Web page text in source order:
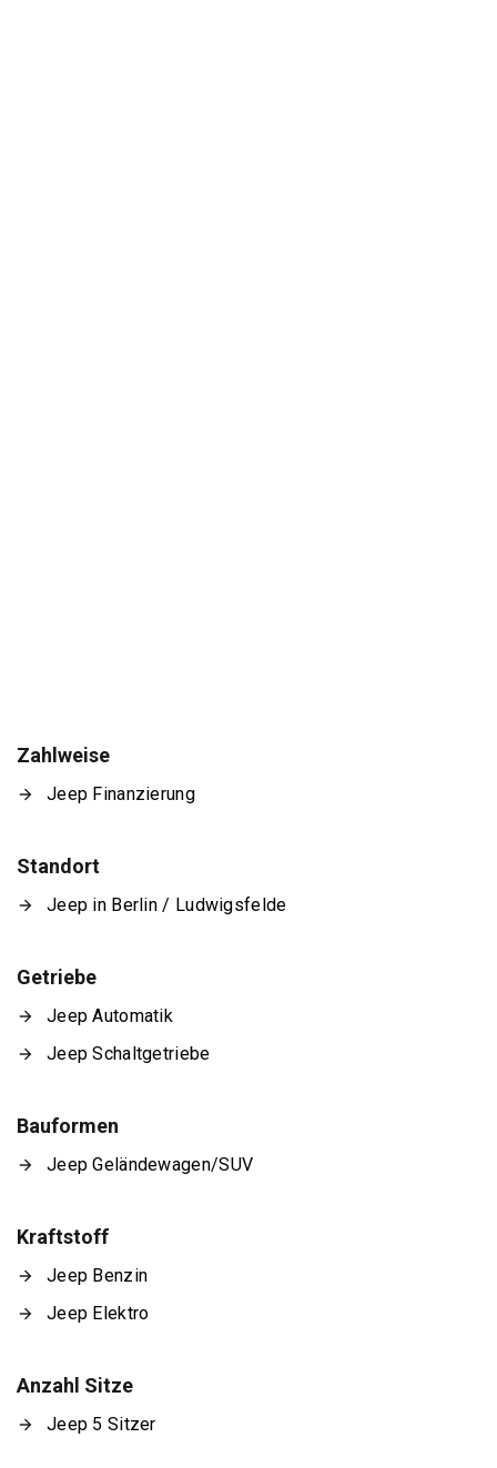
Zahlweise
Jeep Finanzierung
Standort
Jeep in Berlin / Ludwigsfelde
Getriebe
Jeep Automatik
Jeep Schaltgetriebe
Bauformen
Jeep Geländewagen/SUV
Kraftstoff
Jeep Benzin
Jeep Elektro
Anzahl Sitze
Jeep 5 Sitzer